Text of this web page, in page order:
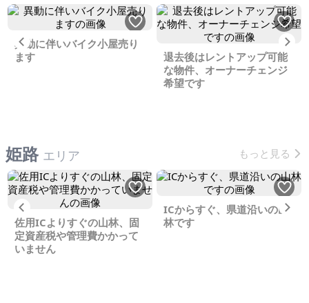
Previous
異動に伴いバイク小屋売り
ます
退去後はレントアップ可能
な物件、オーナーチェンジ
希望です
姫路 エリア もっと見る
Previous
佐用ICよりすぐの山林、固
定資産税や管理費かかって
いません
ICからすぐ、県道沿いの山
林です